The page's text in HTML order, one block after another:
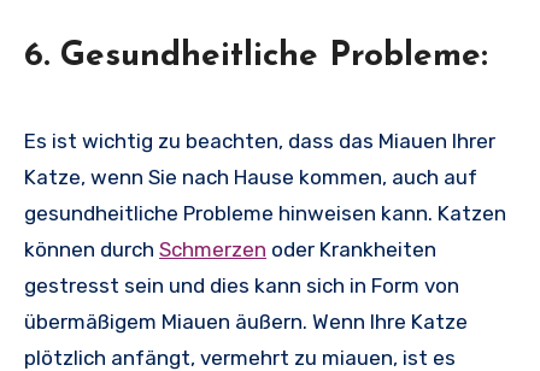
6. Gesundheitliche Probleme:
Es ist wichtig zu beachten, dass das Miauen Ihrer
Katze, wenn Sie nach Hause kommen, auch auf
gesundheitliche Probleme hinweisen kann. Katzen
können durch Schmerzen oder Krankheiten
gestresst sein und dies kann sich in Form von
übermäßigem Miauen äußern. Wenn Ihre Katze
plötzlich anfängt, vermehrt zu miauen, ist es